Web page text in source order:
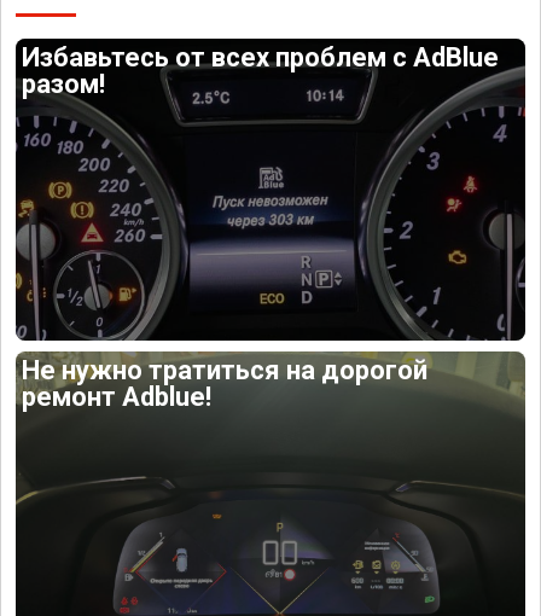
Избавьтесь от всех проблем с AdBlue
разом!
Не нужно тратиться на дорогой
ремонт Adblue!